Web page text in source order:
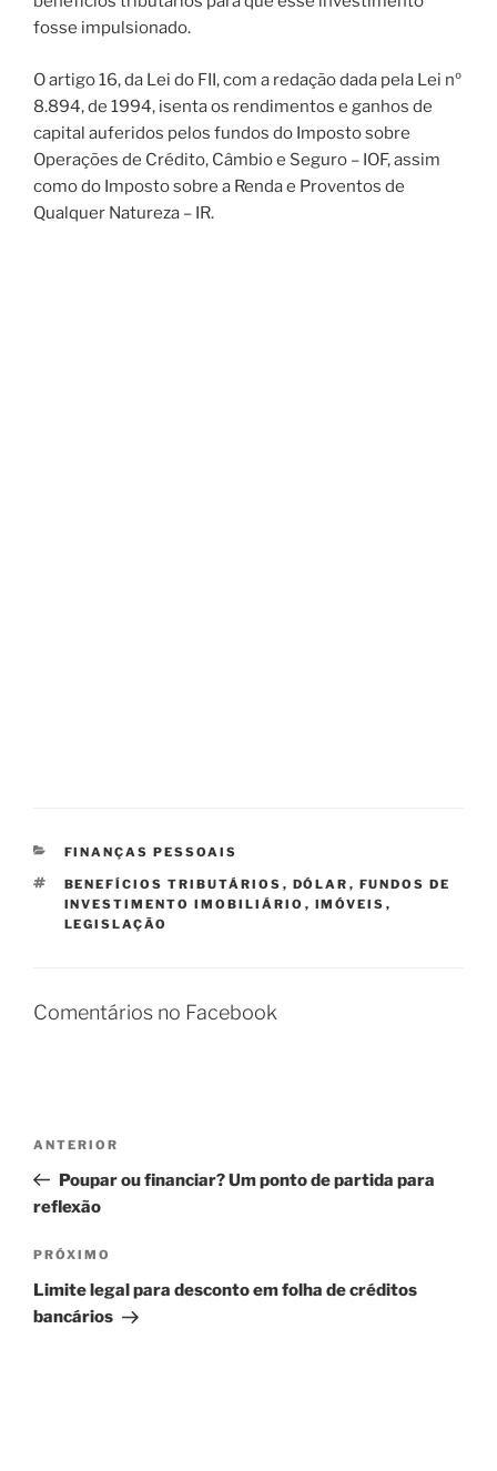
fosse impulsionado.
O artigo 16, da Lei do FII, com a redação dada pela Lei nº
8.894, de 1994, isenta os rendimentos e ganhos de
capital auferidos pelos fundos do Imposto sobre
Operações de Crédito, Câmbio e Seguro – IOF, assim
como do Imposto sobre a Renda e Proventos de
Qualquer Natureza – IR.
CATEGORIAS
FINANÇAS PESSOAIS
TAGS
BENEFÍCIOS TRIBUTÁRIOS , DÓLAR , FUNDOS DE
INVESTIMENTO IMOBILIÁRIO , IMÓVEIS ,
LEGISLAÇÃO
Comentários no Facebook
Post
Post
anterior
ANTERIOR
Poupar ou financiar? Um ponto de partida para
reflexão
Próximo
post
PRÓXIMO
Limite legal para desconto em folha de créditos
bancários